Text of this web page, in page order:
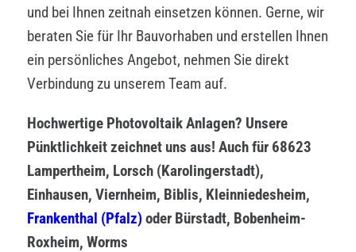
und bei Ihnen zeitnah einsetzen können. Gerne, wir
beraten Sie für Ihr Bauvorhaben und erstellen Ihnen
ein persönliches Angebot, nehmen Sie direkt
Verbindung zu unserem Team auf.
Hochwertige Photovoltaik Anlagen? Unsere
Pünktlichkeit zeichnet uns aus! Auch für 68623
Lampertheim, Lorsch (Karolingerstadt),
Einhausen, Viernheim, Biblis, Kleinniedesheim,
Frankenthal (Pfalz)oder Bürstadt, Bobenheim-
Roxheim, Worms